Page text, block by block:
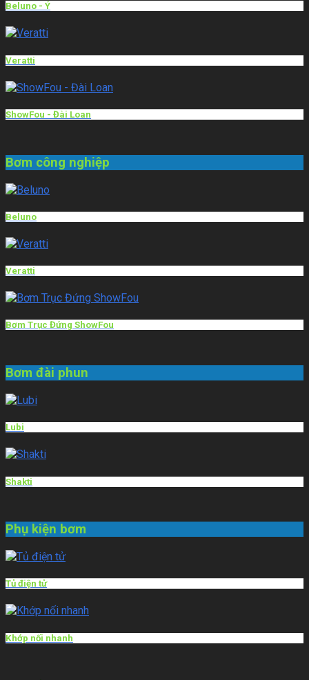
Beluno - Ý
Veratti
ShowFou - Đài Loan
Bơm công nghiệp
Beluno
Veratti
Bơm Trục Đứng ShowFou
Bơm đài phun
Lubi
Shakti
Phụ kiện bơm
Tủ điện tử
Khớp nối nhanh